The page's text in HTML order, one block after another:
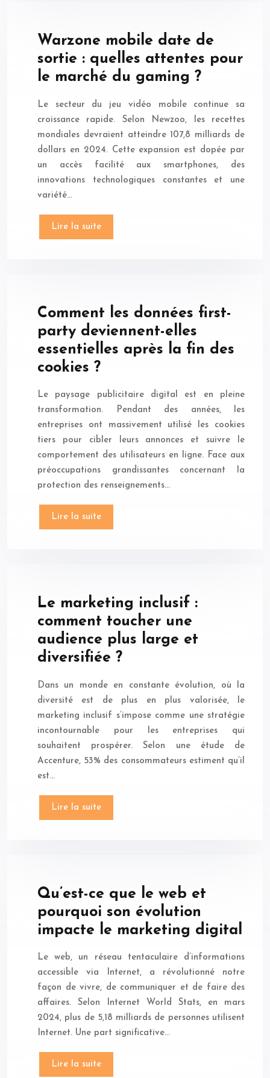
Warzone mobile date de
sortie : quelles attentes pour
le marché du gaming ?
Le secteur du jeu vidéo mobile continue sa
croissance rapide. Selon Newzoo, les recettes
mondiales devraient atteindre 107,8 milliards de
dollars en 2024. Cette expansion est dopée par
un accès facilité aux smartphones, des
innovations technologiques constantes et une
variété…
Lire la suite
Comment les données first-
party deviennent-elles
essentielles après la fin des
cookies ?
Le paysage publicitaire digital est en pleine
transformation. Pendant des années, les
entreprises ont massivement utilisé les cookies
tiers pour cibler leurs annonces et suivre le
comportement des utilisateurs en ligne. Face aux
préoccupations grandissantes concernant la
protection des renseignements…
Lire la suite
Le marketing inclusif :
comment toucher une
audience plus large et
diversifiée ?
Dans un monde en constante évolution, où la
diversité est de plus en plus valorisée, le
marketing inclusif s’impose comme une stratégie
incontournable pour les entreprises qui
souhaitent prospérer. Selon une étude de
Accenture, 53% des consommateurs estiment qu’il
est…
Lire la suite
Qu’est-ce que le web et
pourquoi son évolution
impacte le marketing digital
Le web, un réseau tentaculaire d’informations
accessible via Internet, a révolutionné notre
façon de vivre, de communiquer et de faire des
affaires. Selon Internet World Stats, en mars
2024, plus de 5,18 milliards de personnes utilisent
Internet. Une part significative…
Lire la suite